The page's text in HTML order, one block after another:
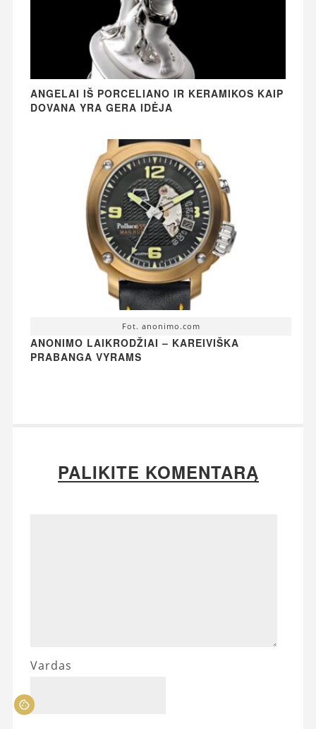
ANGELAI IŠ PORCELIANO IR KERAMIKOS KAIP
DOVANA YRA GERA IDĖJA
Fot. anonimo.com
ANONIMO LAIKRODŽIAI – KAREIVIŠKA
PRABANGA VYRAMS
PALIKITE KOMENTARĄ
Vardas